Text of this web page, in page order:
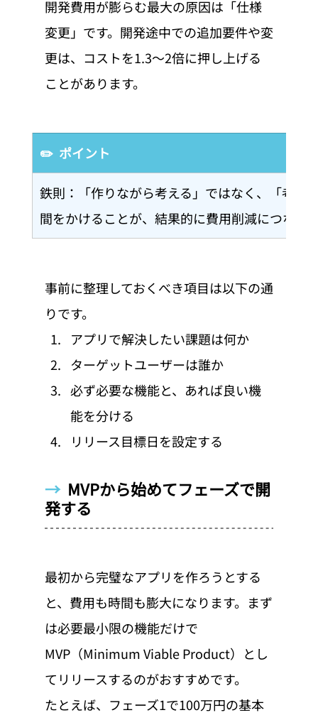
開発費用が膨らむ最大の原因は「仕様
変更」です。開発途中での追加要件や変
更は、コストを1.3〜2倍に押し上げる
ことがあります。
✏️  ポイント
鉄則：「作りながら考える」ではなく、「考え
間をかけることが、結果的に費用削減につなが
事前に整理しておくべき項目は以下の通
りです。
アプリで解決したい課題は何か
ターゲットユーザーは誰か
必ず必要な機能と、あれば良い機
能を分ける
リリース目標日を設定する
→ MVPから始めてフェーズで開
発する
最初から完璧なアプリを作ろうとする
と、費用も時間も膨大になります。まず
は必要最小限の機能だけで
MVP（Minimum Viable Product）とし
てリリースするのがおすすめです。
たとえば、フェーズ1で100万円の基本